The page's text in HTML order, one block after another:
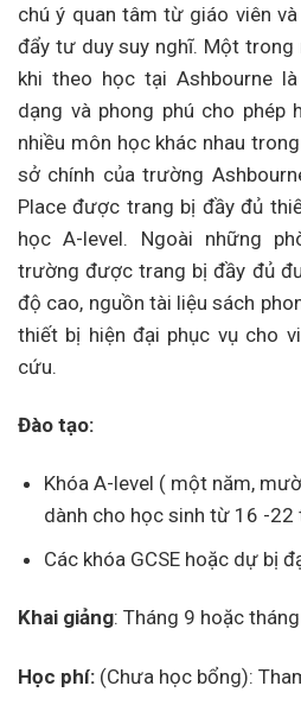
chú ý quan tâm từ giáo viên
đẩy tư duy suy nghĩ. Một
khi theo học tại Ashbourne
dạng và phong phú cho phép
nhiều môn học khác nhau
sở chính của trường
Place được trang bị đầy đủ
học A-level. Ngoài những
trường được trang bị đầy đủ
độ cao, nguồn tài liệu sách
thiết bị hiện đại phục vụ cho
cứu.
Đào tạo:
Khóa A-level ( một năm,
dành cho học sinh từ 16 -22
Các khóa GCSE hoặc dự bị
Khai giảng: Tháng 9 hoặc
Học phí: (Chưa học bổng):